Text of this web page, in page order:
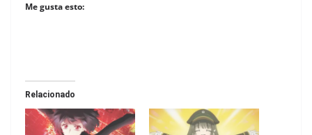
Me gusta esto:
Relacionado